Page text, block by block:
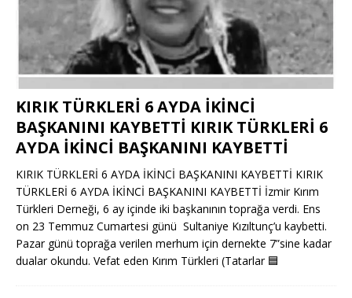
KIRIK TÜRKLERİ 6 AYDA İKİNCİ
BAŞKANINI KAYBETTİ KIRIK TÜRKLERİ 6
AYDA İKİNCİ BAŞKANINI KAYBETTİ
KIRIK TÜRKLERİ 6 AYDA İKİNCİ BAŞKANINI KAYBETTİ KIRIK
TÜRKLERİ 6 AYDA İKİNCİ BAŞKANINI KAYBETTİ İzmir Kırım
Türkleri Derneği, 6 ay içinde iki başkanının toprağa verdi. Ens
on 23 Temmuz Cumartesi günü Sultaniye Kızıltunç’u kaybetti.
Pazar günü toprağa verilen merhum için dernekte 7”sine kadar
dualar okundu. Vefat eden Kırım Türkleri (Tatarlar 🟦